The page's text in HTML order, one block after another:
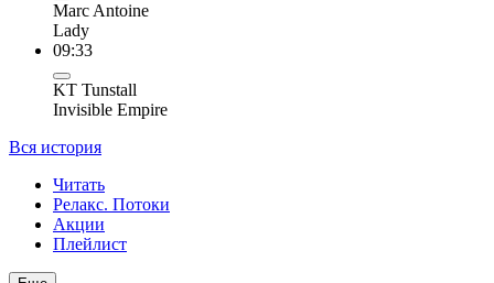
Marc Antoine
Lady
09:33
KT Tunstall
Invisible Empire
Вся история
Читать
Релакс. Потоки
Акции
Плейлист